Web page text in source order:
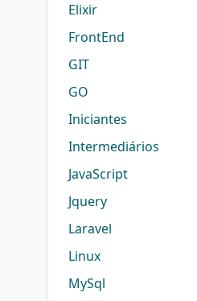
Elixir
FrontEnd
GIT
GO
Iniciantes
Intermediários
JavaScript
Jquery
Laravel
Linux
MySql